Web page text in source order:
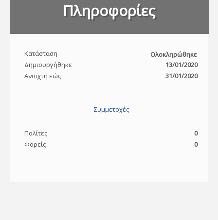
Πληροφορίες
Κατάσταση
Ολοκληρώθηκε
Δημιουργήθηκε
13/01/2020
Ανοιχτή εώς
31/01/2020
Συμμετοχές
Πολίτες
0
Φορείς
0